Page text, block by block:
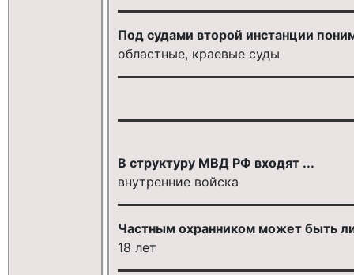
Под судами второй инстанции
областные, краевые суды
В структуру МВД РФ входят ...
внутренние войска
Частным охранником может быть
18 лет